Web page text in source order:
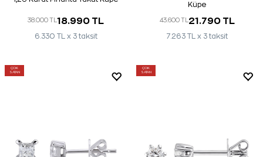
38.000 TL 18.990 TL
6.330 TL x 3 taksit
Küpe
43.600 TL 21.790 TL
7.263 TL x 3 taksit
ÇOK
SATAN
ÇOK
SATAN